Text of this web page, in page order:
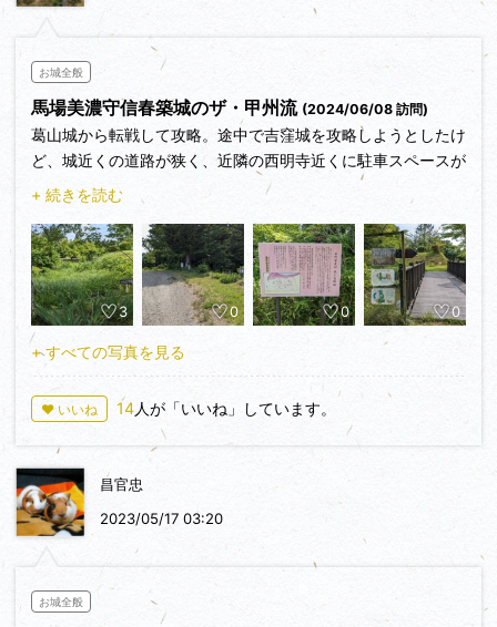
お城全般
馬場美濃守信春築城のザ・甲州流 (2024/06/08 訪問)
葛山城から転戦して攻略。途中で吉窪城を攻略しようとしたけ
ど、城近くの道路が狭く、近隣の西明寺近くに駐車スペースが
確保できず攻略断念して牧之島城ヘ。よく形を残す丸馬出に駐
が残っていて甲州流築城術の見応えあり。丸馬出と本丸千人桝
形をつなぐ橋は老朽化したのか撤去されており、二ノ丸側から
本丸に向かいました。この城は土塁や水堀、空堀がよく残って
いますが、特に本丸の桝形は見事です。土塁に上がり見ること
をおすすめします。この城から2キロ先に北アルプスの山がよ
く見える上の平展望台があるのですが、生憎晴れていても雲が
多く見えそうに無いため断念。春先か晩秋にもう一度登城しよ
うと思います。
+ 続きを読む
3 0 0 0
+ すべての写真を見る
♥ いいね 14人が「いいね」しています。
昌官忠
2023/05/17 03:20
お城全般